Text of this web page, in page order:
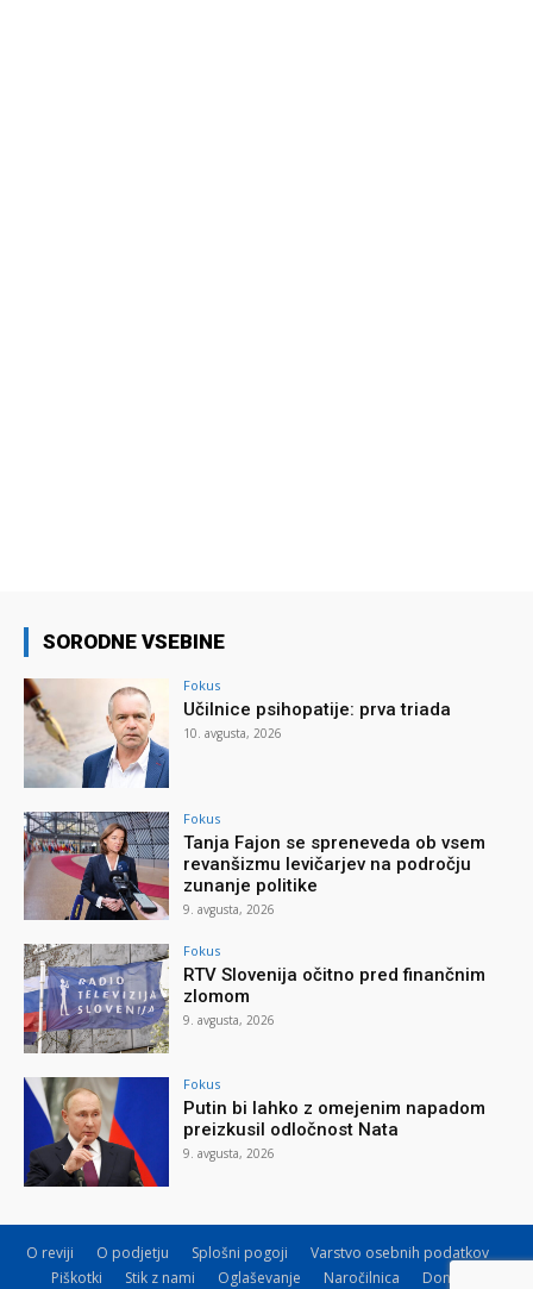
SORODNE VSEBINE
Fokus
Učilnice psihopatije: prva triada
10. avgusta, 2026
Fokus
Tanja Fajon se spreneveda ob vsem
revanšizmu levičarjev na področju
zunanje politike
9. avgusta, 2026
Fokus
RTV Slovenija očitno pred finančnim
zlomom
9. avgusta, 2026
Fokus
Putin bi lahko z omejenim napadom
preizkusil odločnost Nata
9. avgusta, 2026
O reviji O podjetju Splošni pogoji
Varstvo osebnih podatkov
Piškotki
Stik z nami Oglaševanje Naročilnica Donacije